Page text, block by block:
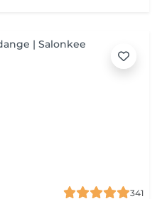
341